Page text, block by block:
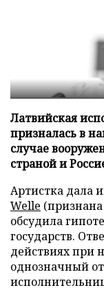
Латвийская
призналась в
случае
страной и
Артистка дала
Welle
обсудила
государств.
действиях при
однозначный